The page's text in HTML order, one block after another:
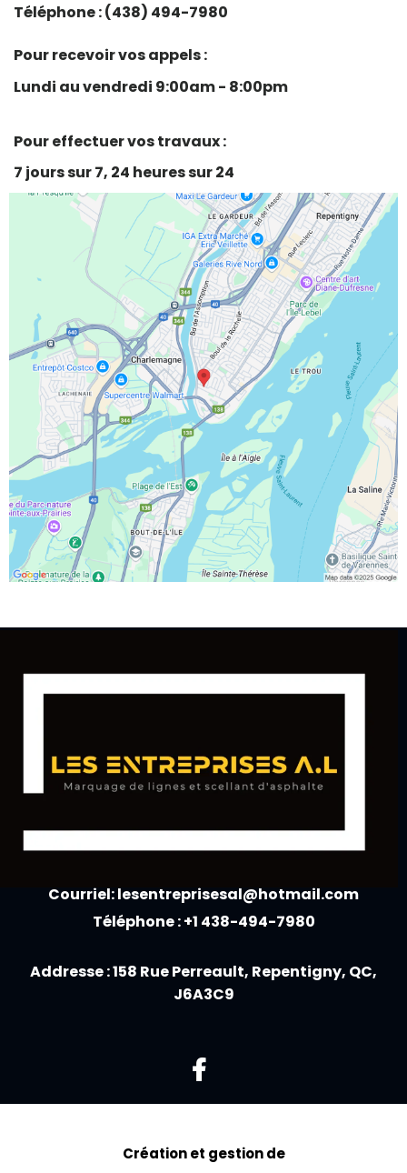
Téléphone : (438) 494-7980
Pour recevoir vos appels :
Lundi au vendredi 9:00am - 8:00pm
Pour effectuer vos travaux :
7 jours sur 7, 24 heures sur 24
Courriel: lesentreprisesal@hotmail.com
Téléphone : +1 438-494-7980
Addresse : 158 Rue Perreault, Repentigny, QC,
J6A3C9
Création et gestion de